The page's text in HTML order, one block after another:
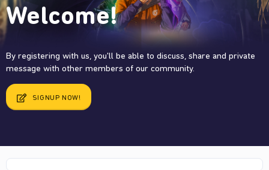
Welcome!
By registering with us, you'll be able to discuss, share and private
message with other members of our community.
SIGNUP NOW!